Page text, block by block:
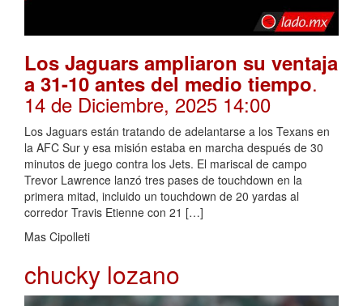
Los Jaguars ampliaron su ventaja
a 31-10 antes del medio tiempo.
14 de Diciembre, 2025 14:00
Los Jaguars están tratando de adelantarse a los Texans en
la AFC Sur y esa misión estaba en marcha después de 30
minutos de juego contra los Jets. El mariscal de campo
Trevor Lawrence lanzó tres pases de touchdown en la
primera mitad, incluido un touchdown de 20 yardas al
corredor Travis Etienne con 21 […]
Mas Cipolleti
chucky lozano